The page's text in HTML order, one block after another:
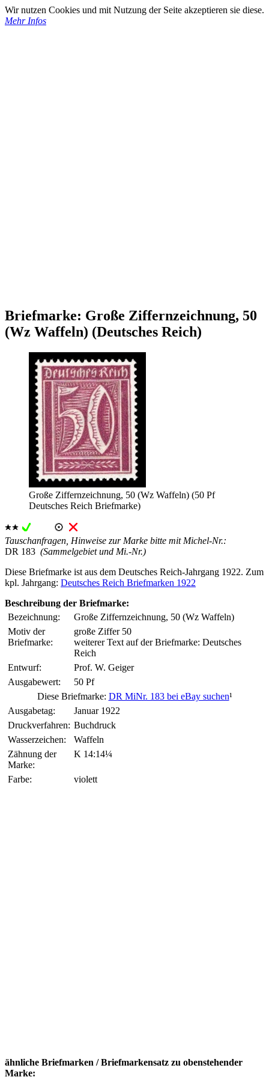
Wir nutzen Cookies und mit Nutzung der Seite akzeptieren sie diese.
Mehr Infos
Briefmarke: Große Ziffernzeichnung, 50
(Wz Waffeln) (Deutsches Reich)
Große Ziffernzeichnung, 50 (Wz Waffeln) (50 Pf
Deutsches Reich Briefmarke)
Tauschanfragen, Hinweise zur Marke bitte mit Michel-Nr.:
DR 183 (Sammelgebiet und Mi.-Nr.)
Diese Briefmarke ist aus dem Deutsches Reich-Jahrgang 1922. Zum
kpl. Jahrgang: Deutsches Reich Briefmarken 1922
Beschreibung der Briefmarke:
Bezeichnung:
Große Ziffernzeichnung, 50 (Wz Waffeln)
Motiv der
Briefmarke:
große Ziffer 50
weiterer Text auf der Briefmarke: Deutsches
Reich
Entwurf:
Prof. W. Geiger
Ausgabewert:
50 Pf
Diese Briefmarke: DR MiNr. 183 bei eBay suchen¹
Ausgabetag:
Januar 1922
Druckverfahren: Buchdruck
Wasserzeichen:
Waffeln
Zähnung der
Marke:
K 14:14¼
Farbe: violett
ähnliche Briefmarken / Briefmarkensatz zu obenstehender
Marke: